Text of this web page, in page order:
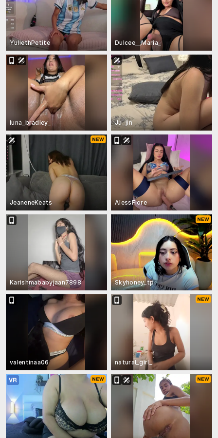
YuliethPetite Dulcee__Maria_
luna_bradley_ Ju_jin
JeaneneKeats AlessFiore
Karishmababyjaan7898 Skyhoney_tp
valentinaa06 natural_girl_